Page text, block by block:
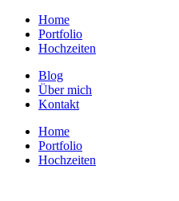
Home
Portfolio
Hochzeiten
Blog
Über mich
Kontakt
Home
Portfolio
Hochzeiten